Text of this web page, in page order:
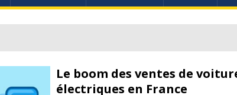
Le boom des ventes de
électriques en France